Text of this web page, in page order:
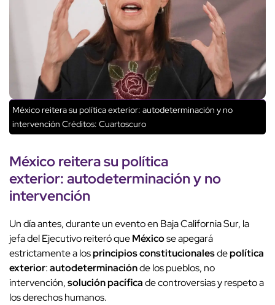
México reitera su política exterior: autodeterminación y no
intervención Créditos: Cuartoscuro
Méxicoreitera su política
exterior:autodeterminacióny no
intervención
Un día antes, durante un evento en Baja California Sur, la
jefa del Ejecutivo reiteró queMéxicose apegará
estrictamente a losprincipios constitucionalesdepolítica
exterior:autodeterminaciónde los pueblos, no
intervención,solución pacíficade controversias y respeto a
los derechos humanos.